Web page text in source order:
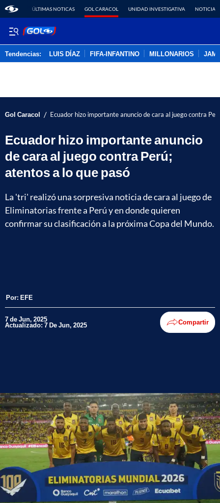
ÚLTIMAS NOTICAS GOL CARACOL UNIDAD INVESTIGATIVA NOTICIAS
Tendencias: LUIS DÍAZ FIFA-INFANTINO MILLONARIOS
Gol Caracol / Ecuador hizo importante anuncio de cara al juego contra
Ecuador hizo importante anuncio
de cara al juego contra Perú;
atentos a lo que pasó
La 'tri' realizó una sorpresiva noticia de cara al juego de
Eliminatorias frente a Perú y en donde quieren
confirmar su clasificación a la próxima Copa del Mundo.
Por: EFE
7 de Jun, 2025
Actualizado: 7 De Jun, 2025 Compartir